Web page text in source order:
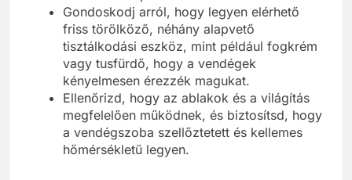
Gondoskodj arról, hogy legyen elérhető
friss törölköző, néhány alapvető
tisztálkodási eszköz, mint például fogkrém
vagy tusfürdő, hogy a vendégek
kényelmesen érezzék magukat.
Ellenőrizd, hogy az ablakok és a világítás
megfelelően működnek, és biztosítsd, hogy
a vendégszoba szellőztetett és kellemes
hőmérsékletű legyen.